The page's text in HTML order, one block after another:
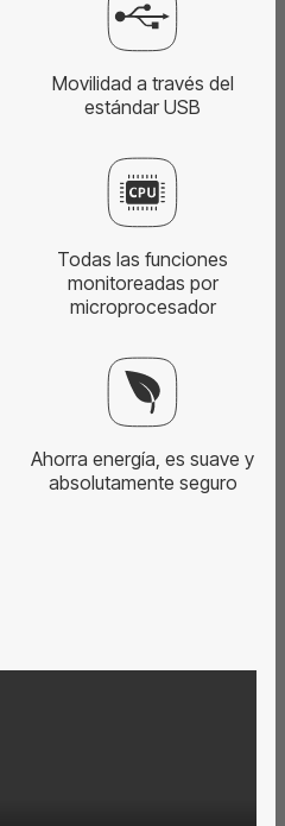
Movilidad a través del
estándar USB
Todas las funciones
monitoreadas por
microprocesador
Ahorra energía, es suave y
absolutamente seguro